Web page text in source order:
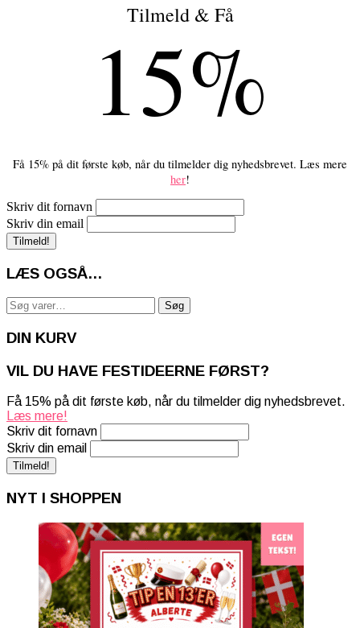
Tilmeld & Få
15%
Få 15% på dit første køb, når du tilmelder dig nyhedsbrevet. Læs mere
her!
Skriv dit fornavn
Skriv din email
LÆS OGSÅ…
Søg
efter:
Søg
DIN KURV
VIL DU HAVE FESTIDEERNE FØRST?
Få 15% på dit første køb, når du tilmelder dig nyhedsbrevet.
Læs mere!
Skriv dit fornavn
Skriv din email
NYT I SHOPPEN